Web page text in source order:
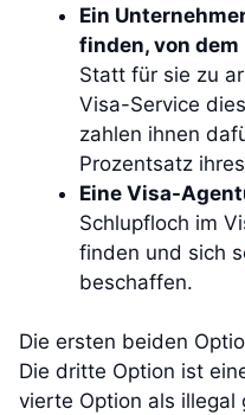
Ein
finden, von
Statt für sie zu
Visa-Service
zahlen ihnen
Prozentsatz
Eine Visa-
Schlupfloch im
finden und sich
beschaffen.
Die ersten beiden
Die dritte Option ist
vierte Option als illegal